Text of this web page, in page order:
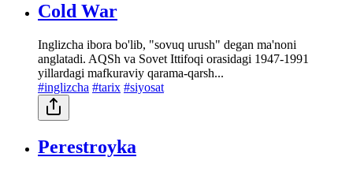
Cold War
Inglizcha ibora bo'lib, "sovuq urush" degan ma'noni
anglatadi. AQSh va Sovet Ittifoqi orasidagi 1947-1991
yillardagi mafkuraviy qarama-qarsh...
#inglizcha #tarix #siyosat
Perestroyka